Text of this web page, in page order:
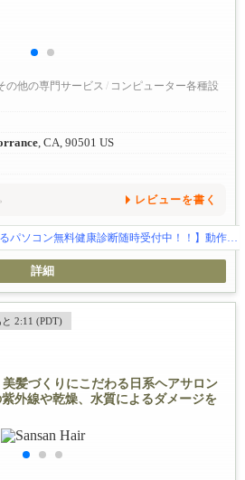
の他の専門サービス / コンピューター各種設
, CA, 90501 US
レビューを書く
時受付中！！】動作が遅い…、ウイルス感染、ハードの故障全般、ウェブサイトの制作、SEO対策、独自ドメイン・メールの取得などお気軽にご相談下さい。
詳細
2:11 (PDT)
髪づくりにこだわる日系ヘアサロン
外線や乾燥、水質によるダメージを